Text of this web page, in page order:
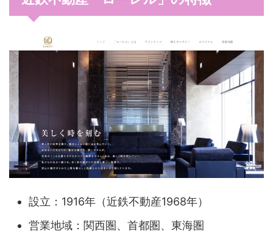
設立：1916年（近鉄不動産1968年）
営業地域：関西圏、首都圏、東海圏